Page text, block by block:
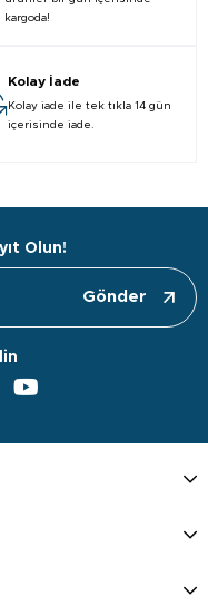
kargoda!
Kolay İade
Kolay iade ile tek tıkla 14 gün
içerisinde iade.
Olun!
Gönder